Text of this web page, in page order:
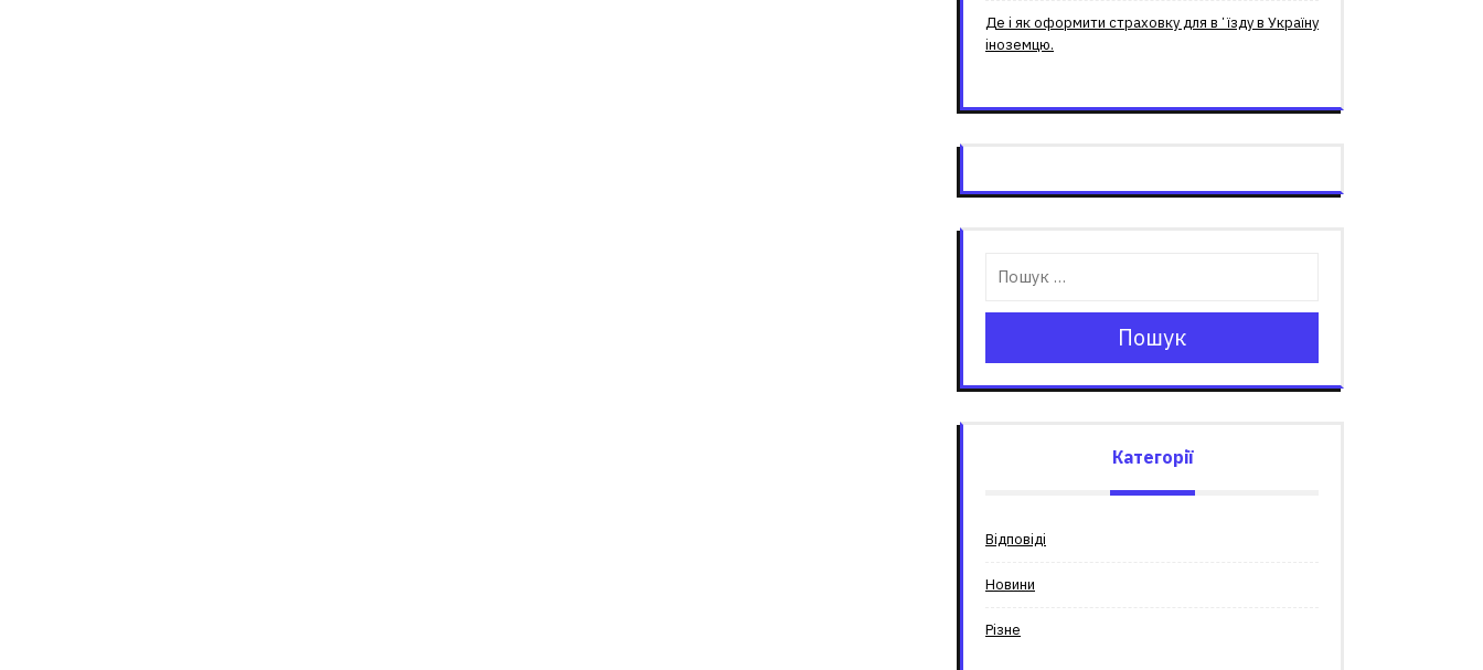
Де і як оформити страховку для вʼїзду в Україну
іноземцю.
Пошук
Категорії
Відповіді
Новини
Різне